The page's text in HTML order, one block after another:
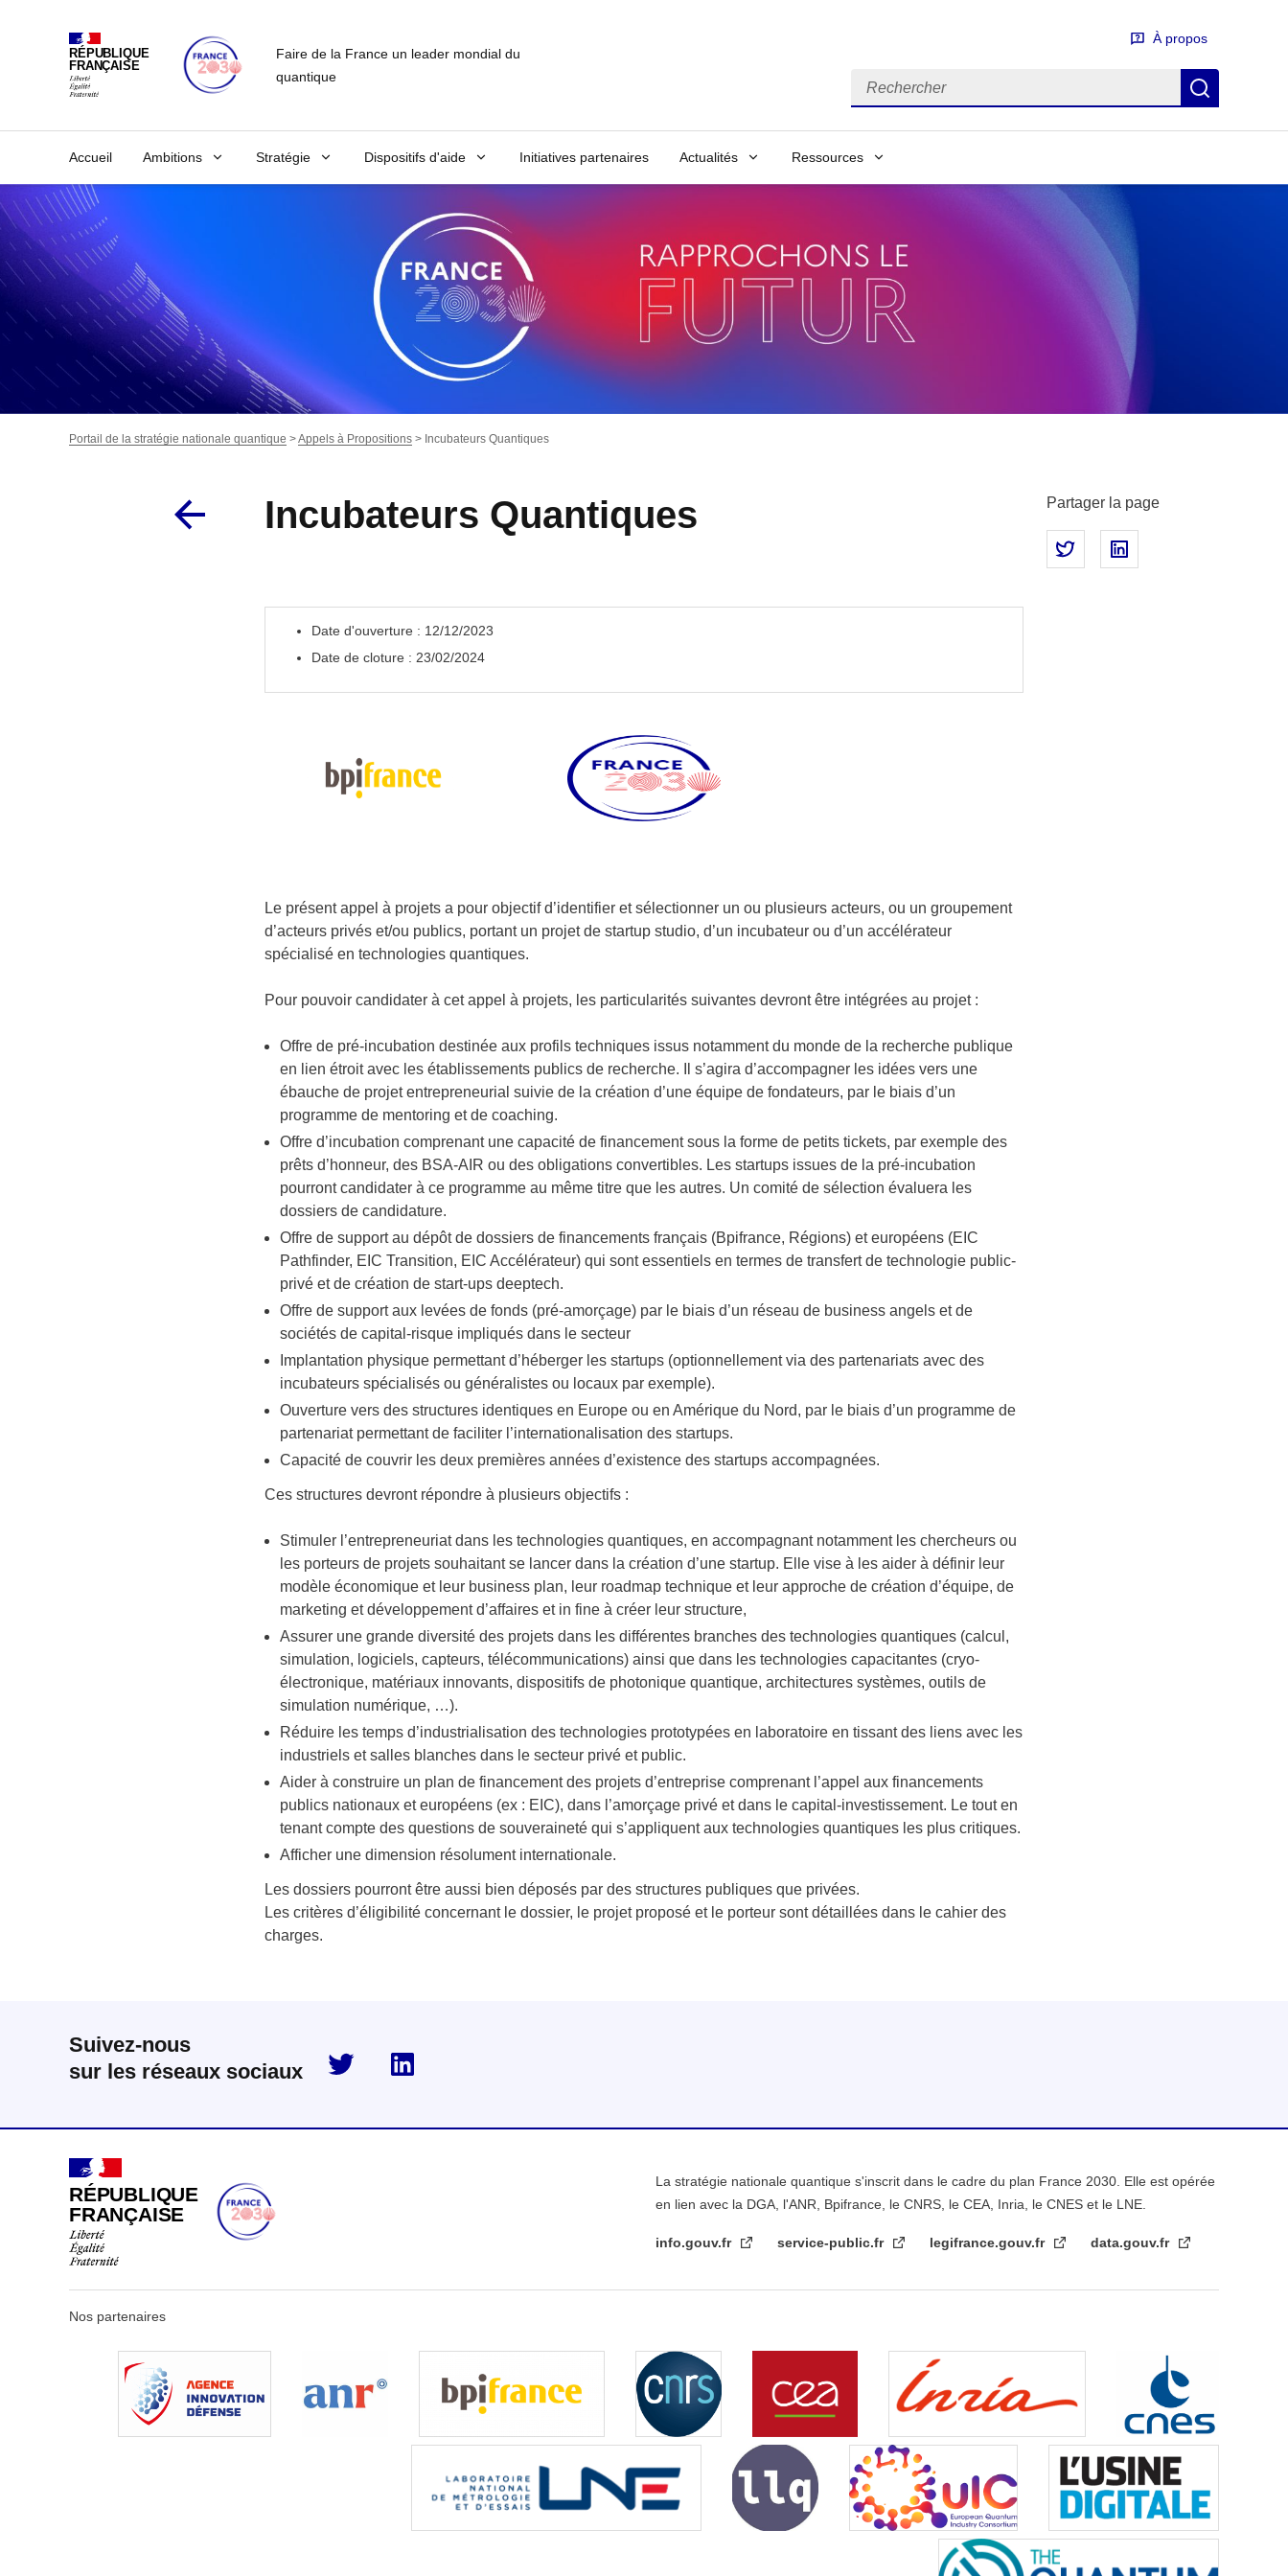
RÉPUBLIQUE
FRANÇAISE
Faire de la France un leader mondial du
quantique
À propos
Terme à rechercher
Accueil Ambitions Stratégie Dispositifs d'aide Initiatives partenaires Actualités Ressources
Portail de la stratégie nationale quantique >Appels à Propositions > Incubateurs Quantiques
Incubateurs Quantiques Partager la page
Partager sur Twitter
Date d'ouverture : 12/12/2023
Date de cloture : 23/02/2024
Le présent appel à projets a pour objectif d’identifier et sélectionner un ou plusieurs acteurs, ou un groupement
d’acteurs privés et/ou publics, portant un projet de startup studio, d’un incubateur ou d’un accélérateur
spécialisé en technologies quantiques.
Pour pouvoir candidater à cet appel à projets, les particularités suivantes devront être intégrées au projet :
Offre de pré-incubation destinée aux profils techniques issus notamment du monde de la recherche publique
en lien étroit avec les établissements publics de recherche. Il s’agira d’accompagner les idées vers une
ébauche de projet entrepreneurial suivie de la création d’une équipe de fondateurs, par le biais d’un
programme de mentoring et de coaching.
Offre d’incubation comprenant une capacité de financement sous la forme de petits tickets, par exemple des
prêts d’honneur, des BSA-AIR ou des obligations convertibles. Les startups issues de la pré-incubation
pourront candidater à ce programme au même titre que les autres. Un comité de sélection évaluera les
dossiers de candidature.
Offre de support au dépôt de dossiers de financements français (Bpifrance, Régions) et européens (EIC
Pathfinder, EIC Transition, EIC Accélérateur) qui sont essentiels en termes de transfert de technologie public-
privé et de création de start-ups deeptech.
Offre de support aux levées de fonds (pré-amorçage) par le biais d’un réseau de business angels et de
sociétés de capital-risque impliqués dans le secteur
Implantation physique permettant d’héberger les startups (optionnellement via des partenariats avec des
incubateurs spécialisés ou généralistes ou locaux par exemple).
Ouverture vers des structures identiques en Europe ou en Amérique du Nord, par le biais d’un programme de
partenariat permettant de faciliter l’internationalisation des startups.
Capacité de couvrir les deux premières années d’existence des startups accompagnées.
Ces structures devront répondre à plusieurs objectifs :
Stimuler l’entrepreneuriat dans les technologies quantiques, en accompagnant notamment les chercheurs ou
les porteurs de projets souhaitant se lancer dans la création d’une startup. Elle vise à les aider à définir leur
modèle économique et leur business plan, leur roadmap technique et leur approche de création d’équipe, de
marketing et développement d’affaires et in fine à créer leur structure,
Assurer une grande diversité des projets dans les différentes branches des technologies quantiques (calcul,
simulation, logiciels, capteurs, télécommunications) ainsi que dans les technologies capacitantes (cryo-
électronique, matériaux innovants, dispositifs de photonique quantique, architectures systèmes, outils de
simulation numérique, …).
Réduire les temps d’industrialisation des technologies prototypées en laboratoire en tissant des liens avec les
industriels et salles blanches dans le secteur privé et public.
Aider à construire un plan de financement des projets d’entreprise comprenant l’appel aux financements
publics nationaux et européens (ex : EIC), dans l’amorçage privé et dans le capital-investissement. Le tout en
tenant compte des questions de souveraineté qui s’appliquent aux technologies quantiques les plus critiques.
Afficher une dimension résolument internationale.
Les dossiers pourront être aussi bien déposés par des structures publiques que privées.
Les critères d’éligibilité concernant le dossier, le projet proposé et le porteur sont détaillées dans le cahier des
charges.
Suivez-nous
sur les réseaux sociaux
twitter
RÉPUBLIQUE
FRANÇAISE
La stratégie nationale quantique s'inscrit dans le cadre du plan France 2030. Elle est opérée
en lien avec la DGA, l'ANR, Bpifrance, le CNRS, le CEA, Inria, le CNES et le LNE.
info.gouv.fr service-public.fr legifrance.gouv.fr data.gouv.fr
Nos partenaires